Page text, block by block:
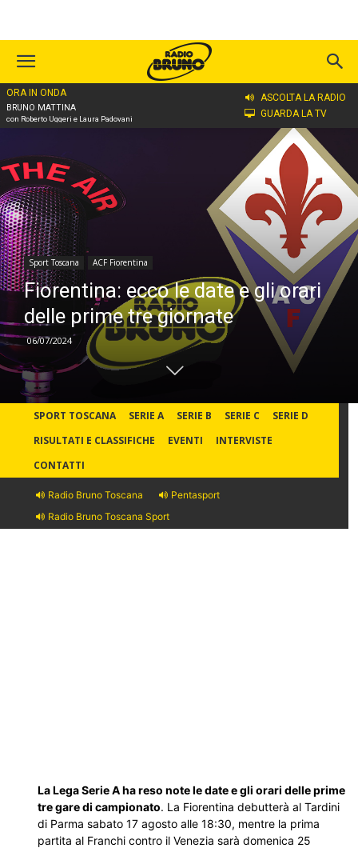
ORA IN ONDA
BRUNO MATTINA
con Roberto Uggeri e Laura Padovani
ASCOLTA LA RADIO
GUARDA LA TV
Home
Sport Toscana ACF Fiorentina
Fiorentina: ecco le date e gli orari
delle prime tre giornate
06/07/2024
SPORT TOSCANA SERIE A SERIE B SERIE C
SERIE D
RISULTATI E CLASSIFICHE
EVENTI
INTERVISTE
CONTATTI
Radio Bruno Toscana
Pentasport
Radio Bruno Toscana Sport
La Lega Serie A ha reso note le date e gli orari delle prime
tre gare di campionato. La Fiorentina debutterà al Tardini
di Parma sabato 17 agosto alle 18:30, mentre la prima
partita al Franchi contro il Venezia sarà domenica 25